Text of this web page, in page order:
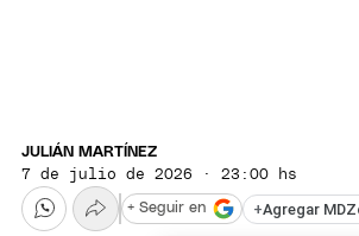
JULIÁN MARTÍNEZ
7 de julio de 2026 · 23:00 hs
+Agregar
+ Seguir en